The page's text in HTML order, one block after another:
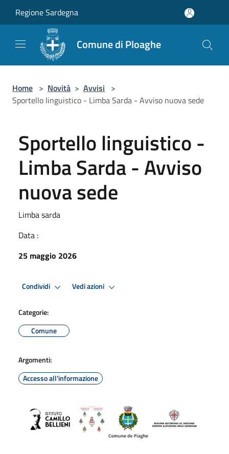
Regione Sardegna
Comune di Ploaghe
Home > Novità > Avvisi >
Sportello linguistico - Limba Sarda - Avviso nuova sede
Sportello linguistico -
Limba Sarda - Avviso
nuova sede
Limba sarda
Data :
25 maggio 2026
Condividi Vedi azioni
Categorie:
Comune
Argomenti:
Accesso all'informazione